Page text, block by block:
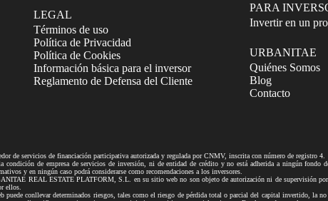
LEGAL
Términos de uso
Política de Privacidad
Política de Cookies
Información básica para el inversor
Reglamento de Defensa del Cliente
PARA
Invertir en un
URBANITAE
Quiénes Somos
Blog
Contacto
de servicios de financiación participativa autorizada y regulada por CNMV, inscrita con número de registro 4.
de empresa de servicios de inversión, ni de entidad de crédito y no está adherida a ningún
y en ningún caso podrá considerarse como recomendaciones a los inversores.
REAL ESTATE PLATFORM, S.L. en su sitio web no son objeto de autorización ni de supervisión
ellos.
puede conllevar determinados riesgos, tales como el riesgo de pérdida total o parcial del capital invertido, la